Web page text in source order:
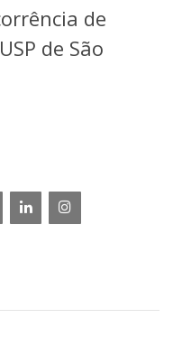
de
de São